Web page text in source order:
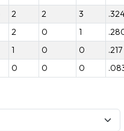
2 2 3
2 0 1
1 0 0
.217
0 0 0